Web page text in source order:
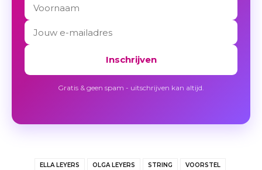
Inschrijven
Gratis & geen spam - uitschrijven kan altijd.
ELLA LEYERS OLGA LEYERS STRING VOORSTEL